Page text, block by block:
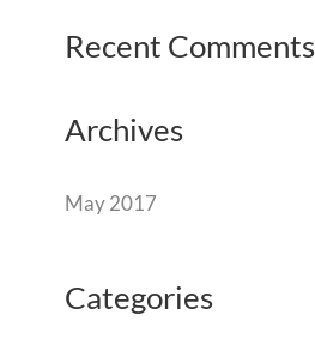
Recent Comments
Archives
May 2017
Categories